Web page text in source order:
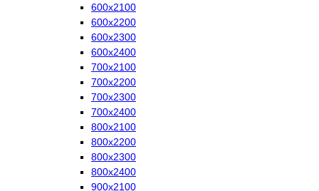
600х2100
600х2200
600х2300
600х2400
700х2100
700х2200
700х2300
700х2400
800х2100
800х2200
800х2300
800х2400
900х2100